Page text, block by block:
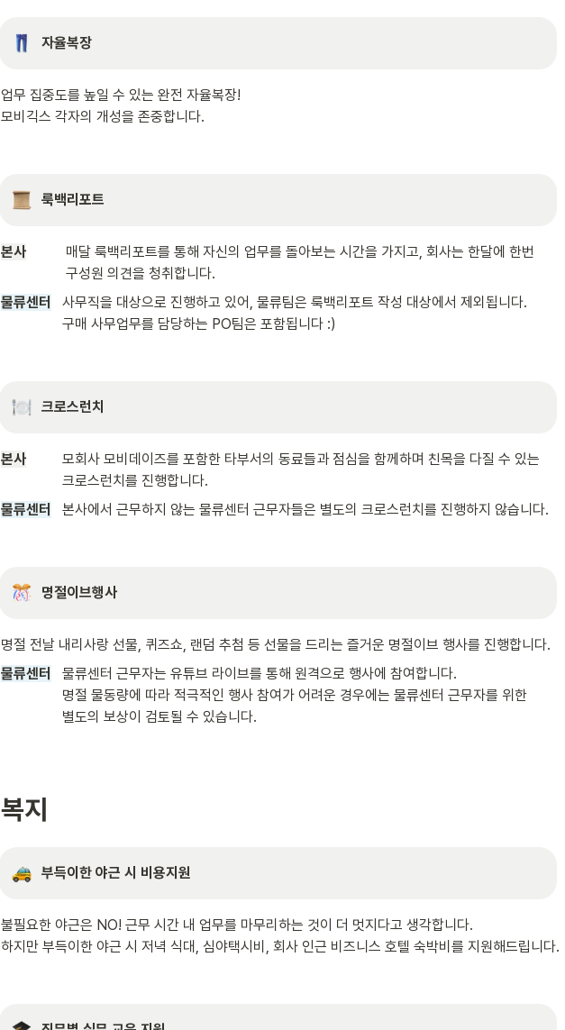
자율복장
업무 집중도를 높일 수 있는 완전 자율복장!
모비긱스 각자의 개성을 존중합니다.
룩백리포트
본사
매달 룩백리포트를 통해 자신의 업무를 돌아보는 시간을 가지고, 회사는 한달에 한번
                  구성원 의견을 청취합니다.
물류센터
사무직을 대상으로 진행하고 있어, 물류팀은 룩백리포트 작성 대상에서 제외됩니다.
                 구매 사무업무를 담당하는 PO팀은 포함됩니다 :)
크로스런치
본사
         모회사
모비데이즈를 포함한 타부서의 동료들과 점심을 함께하며 친목을 다질 수 있는
                 크로스런치를 진행합니다.
물류센터
본사에서 근무하지 않는 물류센터 근무자들은 별도의 크로스런치를 진행하지 않습니다.
명절이브행사
명절 전날 내리사랑 선물, 퀴즈쇼, 랜덤 추첨 등 선물을 드리는 즐거운 명절이브 행사를 진행합니다.
물류센터
물류센터 근무자는 유튜브 라이브를 통해 원격으로 행사에 참여합니다.
                 별도의 보상이 검토될 수 있습니다.
복지
부득이한 야근 시 비용지원
불필요한 야근은 NO! 근무 시간 내 업무를 마무리하는 것이 더 멋지다고 생각합니다.
하지만 부득이한 야근 시 저녁 식대, 심야택시비, 회사 인근 비즈니스 호텔 숙박비를 지원해드립니다.